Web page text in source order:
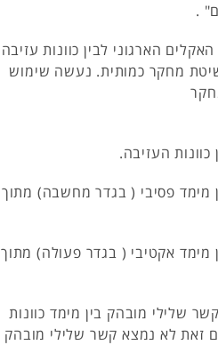
.
הארגוני לבין כוונות עזיבה
מחקר כמותית. נעשה שימוש
מימד פסיבי ( בגדר מחשבה) מתוך
מימד אקטיבי ( בגדר פעולה) מתוך
שלילי מובהק בין מימד כוונות
זאת לא נמצא קשר שלילי מובהק